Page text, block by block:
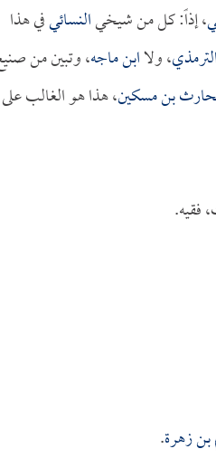
، إذاً: كل من شيخيالنسائيفي هذا
الترمذي، ولاابن ماجه، وتبين من
بن مسكين، هذا هو الغالب على
فقيه.
بن زهرة.